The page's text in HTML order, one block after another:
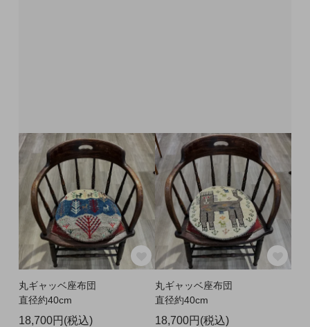
丸ギャッベ座布団
直径約40cm
18,700円(税込)
丸ギャッベ座布団
直径約40cm
18,700円(税込)